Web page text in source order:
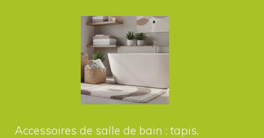
Accessoires de salle de bain : tapis,